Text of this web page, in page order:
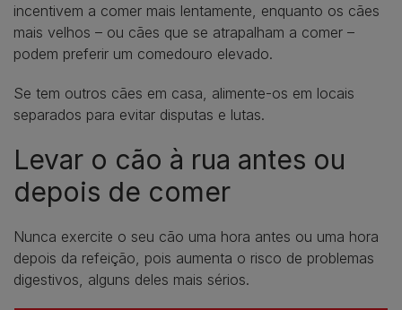
incentivem a comer mais lentamente, enquanto os cães
mais velhos – ou cães que se atrapalham a comer –
podem preferir um comedouro elevado.
Se tem outros cães em casa, alimente-os em locais
separados para evitar disputas e lutas.
Levar o cão à rua antes ou
depois de comer
Nunca exercite o seu cão uma hora antes ou uma hora
depois da refeição, pois aumenta o risco de problemas
digestivos, alguns deles mais sérios.